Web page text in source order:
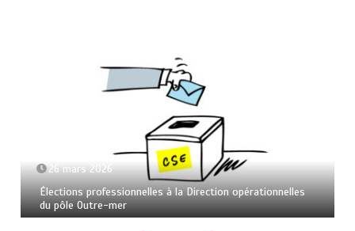
26 mars 2026
Élections professionnelles à la Direction opérationnelles
du pôle Outre-mer